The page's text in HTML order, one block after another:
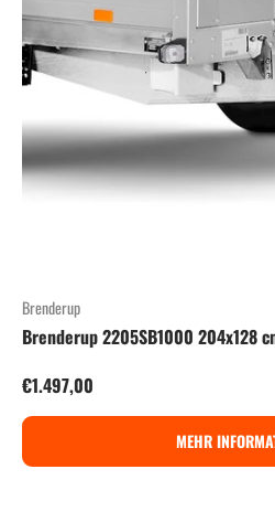
Brenderup
Brenderup 2205SB1000 204x128
Normaler Preis
€1.497,00
MEHR